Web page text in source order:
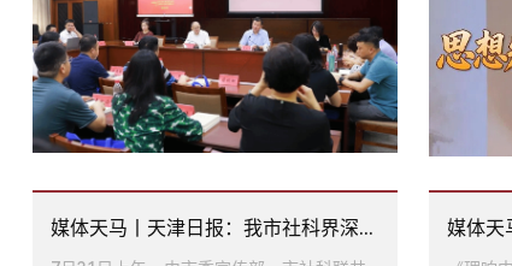
媒体天马丨天津日报：我市社科界深... 媒体天